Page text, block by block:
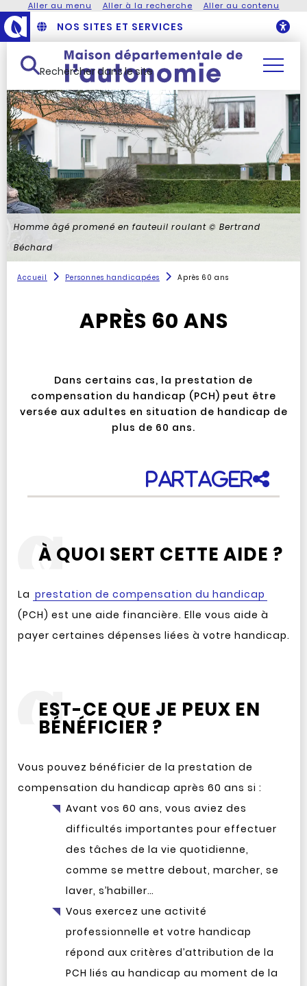
Aller au menu Aller à la recherche Aller au contenu
NOS SITES ET SERVICES
Rechercher dans le site
Homme âgé promené en fauteuil roulant © Bertrand
Béchard
Accueil Personnes handicapées Après 60 ans
APRÈS 60 ANS
Dans certains cas, la prestation de
compensation du handicap (PCH) peut être
versée aux adultes en situation de handicap de
plus de 60 ans.
Partager
À QUOI SERT CETTE AIDE ?
La prestation de compensation du handicap
(PCH) est une aide financière. Elle vous aide à
payer certaines dépenses liées à votre handicap.
EST-CE QUE JE PEUX EN
BÉNÉFICIER ?
Vous pouvez bénéficier de la prestation de
compensation du handicap après 60 ans si :
Avant vos 60 ans, vous aviez des
difficultés importantes pour effectuer
des tâches de la vie quotidienne,
comme se mettre debout, marcher, se
laver, s’habiller…
Vous exercez une activité
professionnelle et votre handicap
répond aux critères d’attribution de la
PCH liés au handicap au moment de la